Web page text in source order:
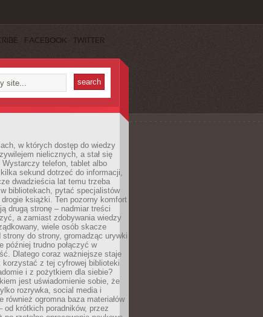
FACEBOOK TWITTER
w których dostęp do wiedzy
nielicznych, a stał się
telefon, tablet albo
sekund dotrzeć do informacji,
dwadzieścia lat temu trzeba
w bibliotekach, pytać specjalistów
książki. Ten pozorny komfort
drugą stronę – nadmiar treści
a zamiast zdobywania wiedzy
wiele osób skacze
do strony, gromadząc urywki
później trudno połączyć w
Dlatego coraz ważniejsze staje
korzystać z tej cyfrowej biblioteki
i z pożytkiem dla siebie?
jest uświadomienie sobie, że
rozrywka, social media i
również ogromna baza materiałów
od krótkich poradników, przez